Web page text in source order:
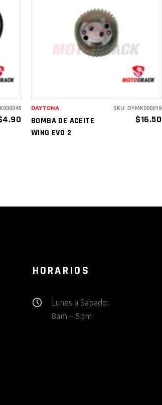
4.90
AÑADIR AL
CARRITO
BOMBA DE ACEITE
WING EVO 2
$16.50
DAYTONA SKU: DYMK000019
HORARIOS
Lunes a Sabado:
8am – 6pm